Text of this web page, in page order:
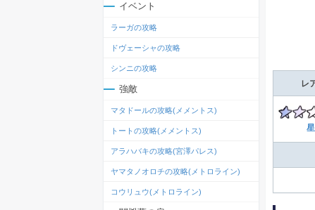
レ
イベント
ラーガの攻略
ドヴェーシャの攻略
シンニの攻略
強敵
マタドールの攻略(メメントス)
トートの攻略(メメントス)
アラハバキの攻略(宮澤パレス)
ヤマタノオロチの攻略(メトロライン)
コウリュウ(メトロライン)